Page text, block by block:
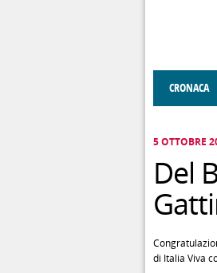
CRONACA
5 OTTOBRE
Del
di Italia Viva